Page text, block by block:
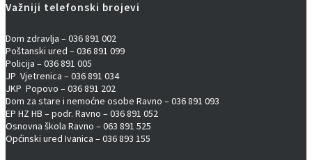
Važniji telefonski brojevi
Dom zdravlja – 036 891 002
Poštanski ured – 036 891 099
Policija – 036 891 005
JP Vjetrenica – 036 891 034
JKP Popovo – 036 891 202
Dom za stare i nemoćne osobe Ravno – 036 891 093
EP HZ HB – podr. Ravno – 036 891 052
Osnovna škola Ravno – 063 891 525
Općinski ured Ivanica – 036 893 155